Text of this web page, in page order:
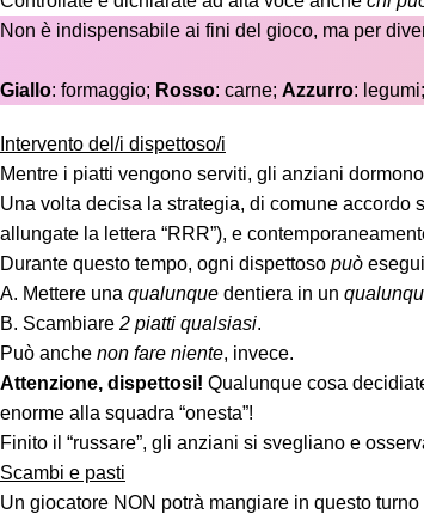
Non è indispensabile ai fini del gioco, ma per
Giallo: formaggio; Rosso: carne; Azzurro: legumi;
Intervento del/i dispettoso/i
Mentre i piatti vengono serviti, gli anziani
Una volta decisa la strategia, di comune accordo
allungate la lettera “RRR”), e
Durante questo tempo, ogni dispettoso può
A. Mettere una qualunque dentiera in un
B. Scambiare 2 piatti qualsiasi.
Può anche non fare niente, invece.
Attenzione, dispettosi! Qualunque cosa
enorme alla squadra “onesta”!
Finito il “russare”, gli anziani si svegliano e
Scambi e pasti
Un giocatore NON potrà mangiare in questo turno